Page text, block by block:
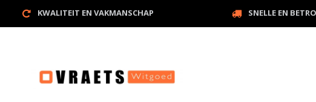
KWALITEIT EN VAKMANSCHAP SNELLE EN